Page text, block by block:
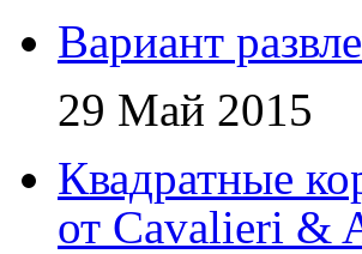
Вариант
29 Май 2015
Квадратные
от Cavalieri &